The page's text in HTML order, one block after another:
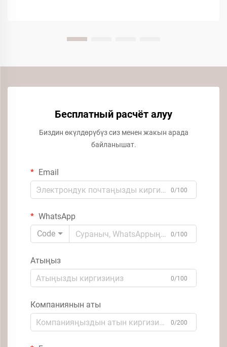
Бесплатный расчёт алуу
Биздин өкүлдөрүбүз сиз менен жакын арада
байланышат.
Email
0/100
WhatsApp
Code
0/100
Атыңыз
0/100
Компаниянын аты
0/200